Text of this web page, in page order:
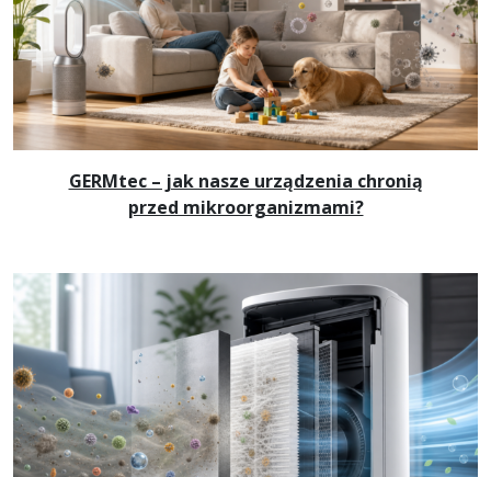
GERMtec – jak nasze urządzenia chronią
przed mikroorganizmami?